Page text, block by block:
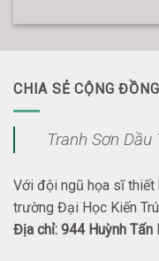
CHIA SẺ CỘNG ĐỒNG
Tranh Sơn Dầu
Với đội ngũ họa sĩ thiết
trường Đại Học Kiến
Địa chỉ: 944 Huỳnh Tấn